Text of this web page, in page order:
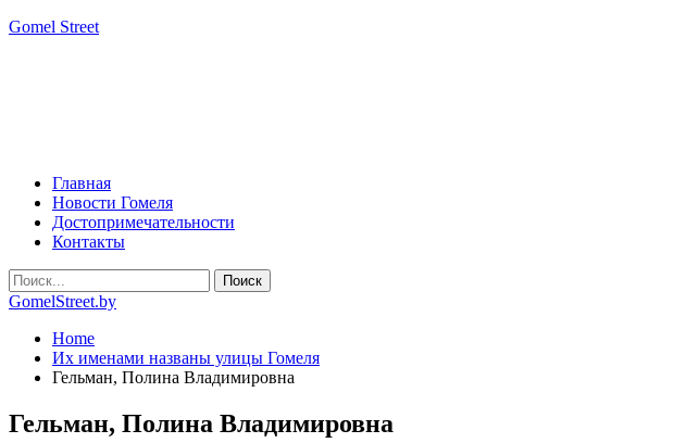
Gomel Street
Главная
Новости Гомеля
Достопримечательности
Контакты
GomelStreet.by
Home
Их именами названы улицы Гомеля
Гельман, Полина Владимировна
Гельман, Полина Владимировна